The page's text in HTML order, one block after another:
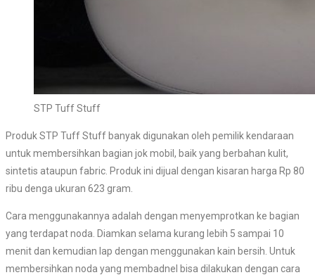
STP Tuff Stuff
Produk STP Tuff Stuff banyak digunakan oleh pemilik kendaraan
untuk membersihkan bagian jok mobil, baik yang berbahan kulit,
sintetis ataupun fabric. Produk ini dijual dengan kisaran harga Rp 80
ribu denga ukuran 623 gram.
Cara menggunakannya adalah dengan menyemprotkan ke bagian
yang terdapat noda. Diamkan selama kurang lebih 5 sampai 10
menit dan kemudian lap dengan menggunakan kain bersih. Untuk
membersihkan noda yang membadnel bisa dilakukan dengan cara